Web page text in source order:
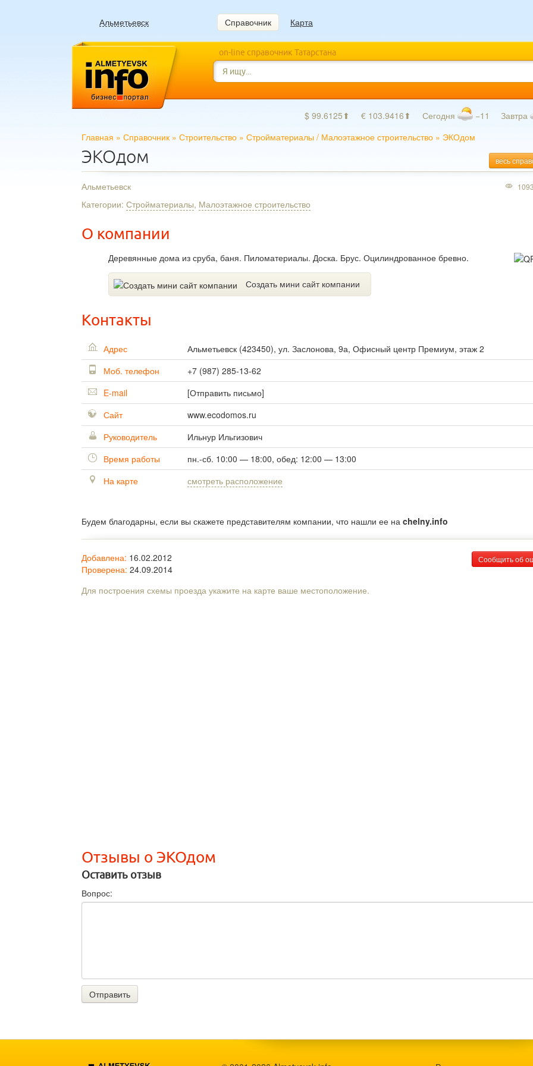
Альметьевск Справочник Карта
on-line справочник Татарстана
$ 99.6125⬆ € 103.9416⬆ Сегодня −11 Завтра
Главная » Справочник » Строительство » Стройматериалы / Малоэтажное строительство » ЭКОдом
весь
ЭКОдом
Альметьевск
Категории: Стройматериалы, Малоэтажное строительство
О компании
Деревянные дома из сруба, баня. Пиломатериалы. Доска. Брус. Оцилиндрованное бревно.
Создать мини сайт компании
1093
Контакты
Адрес Альметьевск (423450), ул. Заслонова, 9а, Офисный центр Премиум, этаж 2
Моб. телефон
+7 (987) 285-13-62
E-mail
[Отправить письмо]
Сайт
www.ecodomos.ru
Руководитель
Ильнур Ильгизович
Время работы
пн.-сб. 10:00 — 18:00, обед: 12:00 — 13:00
На карте
смотреть расположение
Будем благодарны, если вы скажете представителям компании, что нашли ее на chelny.info
Сообщить об
Добавлена: 16.02.2012
Проверена: 24.09.2014
Для построения схемы проезда укажите на карте ваше местоположение.
Отзывы о ЭКОдом
Оставить отзыв
Вопрос:
Отправить